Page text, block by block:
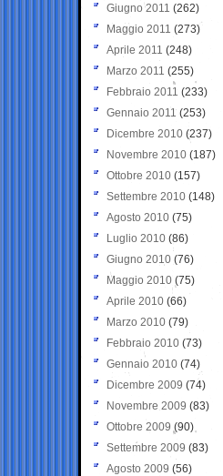
Giugno 2011 (262)
Maggio 2011 (273)
Aprile 2011 (248)
Marzo 2011 (255)
Febbraio 2011 (233)
Gennaio 2011 (253)
Dicembre 2010 (237)
Novembre 2010 (187)
Ottobre 2010 (157)
Settembre 2010 (148)
Agosto 2010 (75)
Luglio 2010 (86)
Giugno 2010 (76)
Maggio 2010 (75)
Aprile 2010 (66)
Marzo 2010 (79)
Febbraio 2010 (73)
Gennaio 2010 (74)
Dicembre 2009 (74)
Novembre 2009 (83)
Ottobre 2009 (90)
Settembre 2009 (83)
Agosto 2009 (56)